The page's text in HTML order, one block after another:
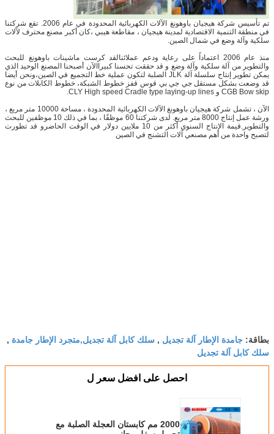
تم تأسيس شركة هيجيان باوهونغ الآلات الكهربائية المحدودة في عام 2006. تقع شركتنا
في منطقة التنمية الاقتصادية لمدينة هيجيان ، مقاطعة هيبي ،كان أكبر مصنع محترف لآلات
سلكية وآلة وضع في شمال الصين.
منذ عام 2006 اعتماداً على رعاية ودعم عملائنالقد كرست ماشينات باوهونغ للبحث
والتطوير من آلة سلكية وآلة وضع و قد حققت تحسنا كبيراالآن أصبحنا المصنع الوحيد الذي
يمكن تطوير إنتاج سلسلة آلة JLK الصلبة لتكون عملية خط التجميع في الصين،ونحن أيضا
قد وضعت بشكل مستقل جي جي بي قوس قفز خطوط الشبكة، خطوط الكابلات من نوع
CGB Bow skip و CLY High speed Cradle type laying-up lines.
الآن ، تشمل شركة هيجيان باوهونغ الآلات الكهربائية المحدودة ، مساحة 10000 متر مربع ،
ورشة عمل إنتاج 8000 متر مربع. لدى شركتنا 60 موظفًا ، بما في ذلك 10 موظفين للبحث
والتطوير.قيمة الإنتاج السنوي أكثر من 10 ملايين دولار في الوقت الحاضرو قد تطورت
لتصبح واحدة من أهم مصنعي آلات التشنج في الصين
بطاقة: جامدة الإطار آلة تجديل , سلك كابل آلة تجديل,متجرد الإطار جامدة ,
سلك كابل آلة تجديل
احصل على افضل سعر ل
2000 مم كابستان العجلة الصلبة مع